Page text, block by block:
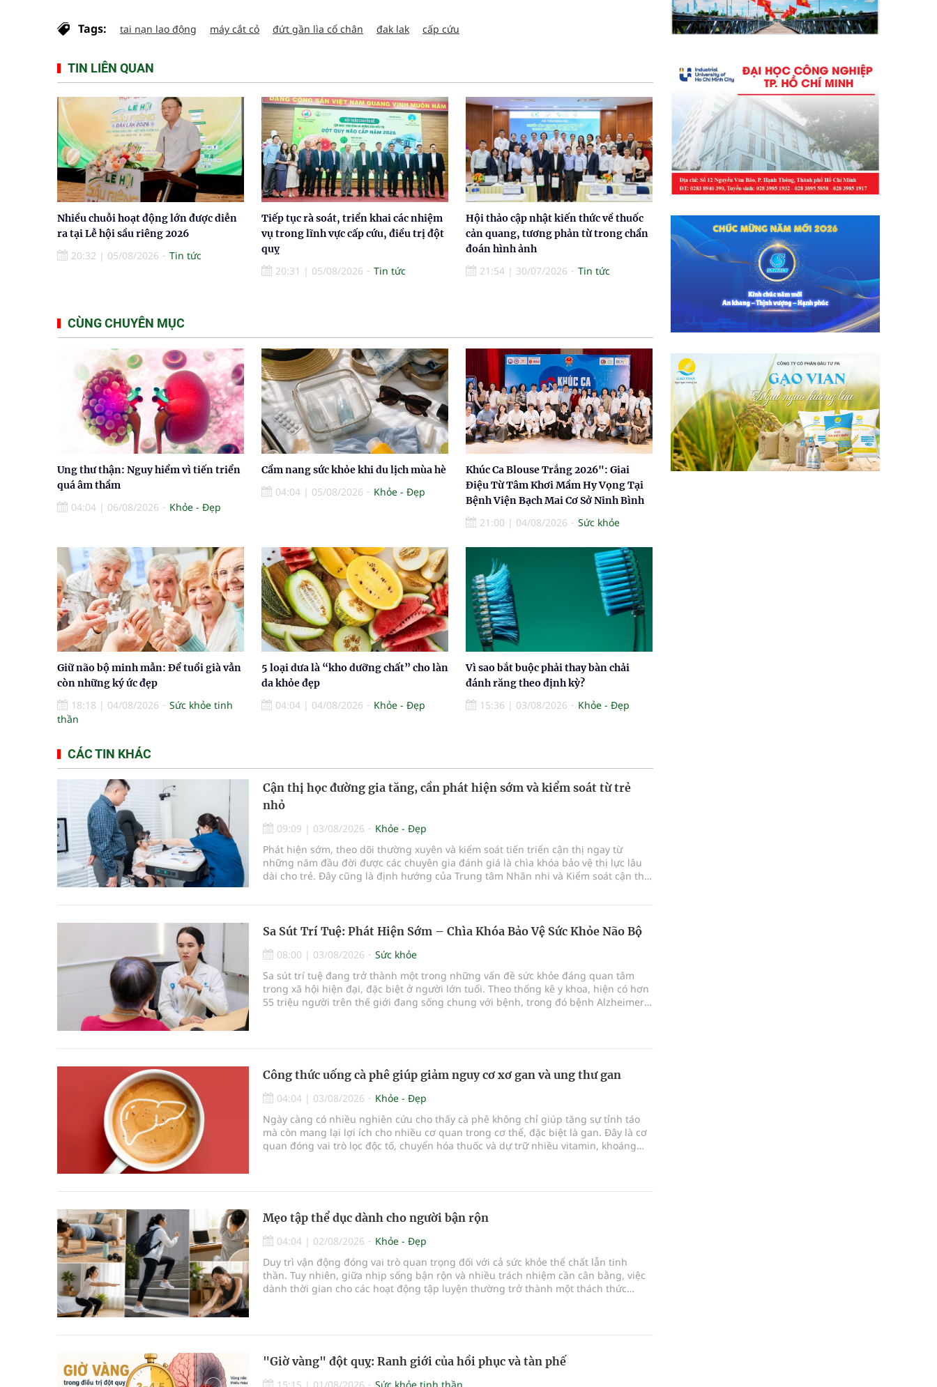
Tags: tai nạn lao động máy cắt cỏ đứt gần lìa cổ chân đak lak cấp cứu
TIN LIÊN QUAN
Nhiều chuỗi hoạt động lớn được diễn
ra tại Lễ hội sầu riêng 2026
20:32 | 05/08/2026 Tin tức
Tiếp tục rà soát, triển khai các nhiệm
vụ trong lĩnh vực cấp cứu, điều trị đột
quỵ
20:31 | 05/08/2026 Tin tức
Hội thảo cập nhật kiến thức về thuốc
cản quang, tương phản từ trong chẩn
đoán hình ảnh
21:54 | 30/07/2026 Tin tức
CÙNG CHUYÊN MỤC
Ung thư thận: Nguy hiểm vì tiến triển
quá âm thầm
04:04 | 06/08/2026 Khỏe - Đẹp
Cẩm nang sức khỏe khi du lịch mùa hè
04:04 | 05/08/2026 Khỏe - Đẹp
Khúc Ca Blouse Trắng 2026": Giai
Điệu Từ Tâm Khơi Mầm Hy Vọng Tại
Bệnh Viện Bạch Mai Cơ Sở Ninh Bình
21:00 | 04/08/2026 Sức khỏe
Giữ não bộ minh mẫn: Để tuổi già vẫn
còn những ký ức đẹp
18:18 | 04/08/2026
Sức khỏe tinh
thần
5 loại dưa là “kho dưỡng chất” cho làn
da khỏe đẹp
04:04 | 04/08/2026 Khỏe - Đẹp
Vì sao bắt buộc phải thay bàn chải
đánh răng theo định kỳ?
15:36 | 03/08/2026 Khỏe - Đẹp
CÁC TIN KHÁC
Cận thị học đường gia tăng, cần phát hiện sớm và kiểm soát từ trẻ
nhỏ
09:09 | 03/08/2026
Khỏe - Đẹp
Phát hiện sớm, theo dõi thường xuyên và kiểm soát tiến triển cận thị ngay từ
những năm đầu đời được các chuyên gia đánh giá là chìa khóa bảo vệ thị lực lâu
dài cho trẻ. Đây cũng là định hướng của Trung tâm Nhãn nhi và Kiểm soát cận thị
Sa Sút Trí Tuệ: Phát Hiện Sớm – Chìa Khóa Bảo Vệ Sức Khỏe Não Bộ
08:00 | 03/08/2026
Sức khỏe
Sa sút trí tuệ đang trở thành một trong những vấn đề sức khỏe đáng quan tâm
trong xã hội hiện đại, đặc biệt ở người lớn tuổi. Theo thống kê y khoa, hiện có hơn
55 triệu người trên thế giới đang sống chung với bệnh, trong đó bệnh Alzheimer
Công thức uống cà phê giúp giảm nguy cơ xơ gan và ung thư gan
04:04 | 03/08/2026
Khỏe - Đẹp
Ngày càng có nhiều nghiên cứu cho thấy cà phê không chỉ giúp tăng sự tỉnh táo
mà còn mang lại lợi ích cho nhiều cơ quan trong cơ thể, đặc biệt là gan. Đây là cơ
quan đóng vai trò lọc độc tố, chuyển hóa thuốc và dự trữ nhiều vitamin, khoáng
Mẹo tập thể dục dành cho người bận rộn
04:04 | 02/08/2026
Khỏe - Đẹp
Duy trì vận động đóng vai trò quan trọng đối với cả sức khỏe thể chất lẫn tinh
thần. Tuy nhiên, giữa nhịp sống bận rộn và nhiều trách nhiệm cần cân bằng, việc
dành thời gian cho các hoạt động tập luyện thường trở thành một thách thức
"Giờ vàng" đột quỵ: Ranh giới của hồi phục và tàn phế